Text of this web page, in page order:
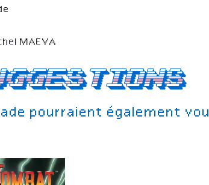
pourraient également
MAEVA